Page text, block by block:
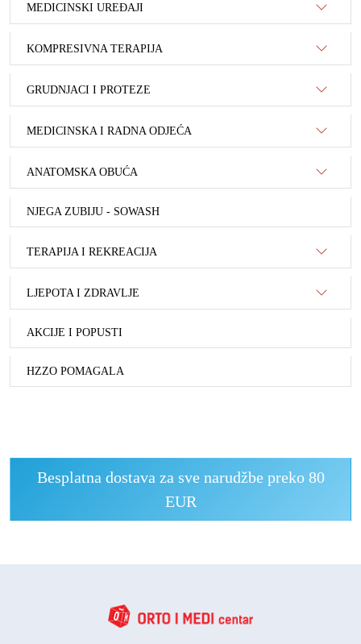
MEDICINSKI UREĐAJI
KOMPRESIVNA TERAPIJA
GRUDNJACI I PROTEZE
MEDICINSKA I RADNA ODJEĆA
ANATOMSKA OBUĆA
NJEGA ZUBIJU - SOWASH
TERAPIJA I REKREACIJA
LJEPOTA I ZDRAVLJE
AKCIJE I POPUSTI
HZZO POMAGALA
Besplatna dostava za sve narudžbe preko 80
EUR